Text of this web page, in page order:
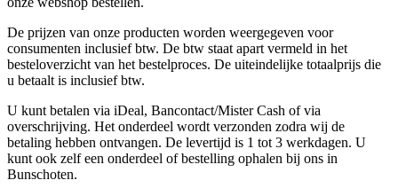
De prijzen van onze producten worden weergegeven voor
consumenten inclusief btw. De btw staat apart vermeld in het
besteloverzicht van het bestelproces. De uiteindelijke totaalprijs die
u betaalt is inclusief btw.
U kunt betalen via iDeal, Bancontact/Mister Cash of via
overschrijving. Het onderdeel wordt verzonden zodra wij de
betaling hebben ontvangen. De levertijd is 1 tot 3 werkdagen. U
kunt ook zelf een onderdeel of bestelling ophalen bij ons in
Bunschoten.